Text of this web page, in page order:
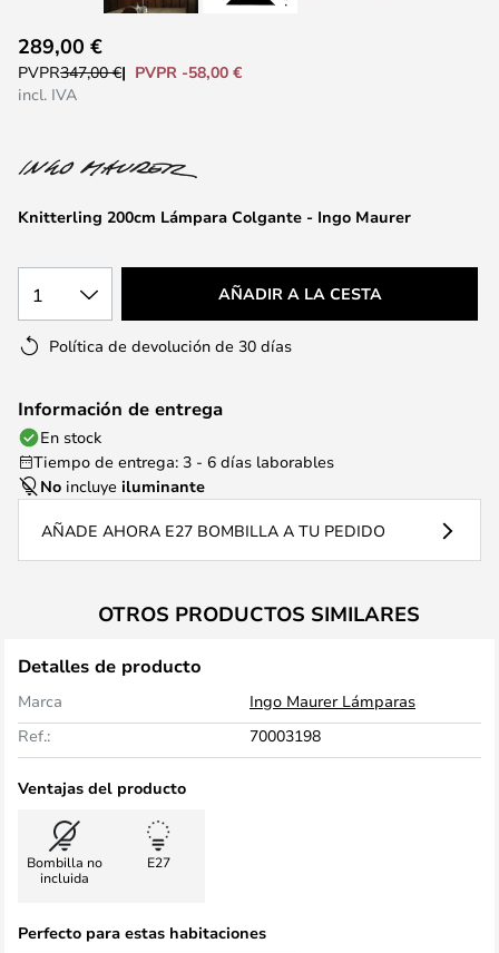
comienzo
galería
imágenes
Knitterling 200cm Lámpara Colgante - Ingo Maurer
289,00 €
PVPR347,00 €
PVPR -58,00 €
incl. IVA
1 AÑADIR A LA CESTA
Política de devolución de 30 días
Información de entrega
En stock
Tiempo de entrega: 3 - 6 días laborables
No incluye iluminante
AÑADE AHORA E27 BOMBILLA A TU PEDIDO
OTROS PRODUCTOS SIMILARES
Detalles de producto
Marca
Ingo Maurer Lámparas
Ref.:
70003198
Ventajas del producto
Bombilla no
incluida
E27
Perfecto para estas habitaciones